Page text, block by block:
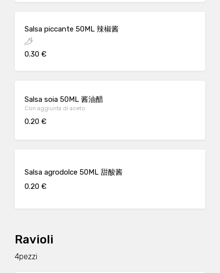
Salsa piccante 50ML 辣椒酱
0.30 €
Salsa soia 50ML 酱油醋
Con aggiunta di aceto
0.20 €
Salsa agrodolce 50ML 甜酸酱
0.20 €
Ravioli
4pezzi